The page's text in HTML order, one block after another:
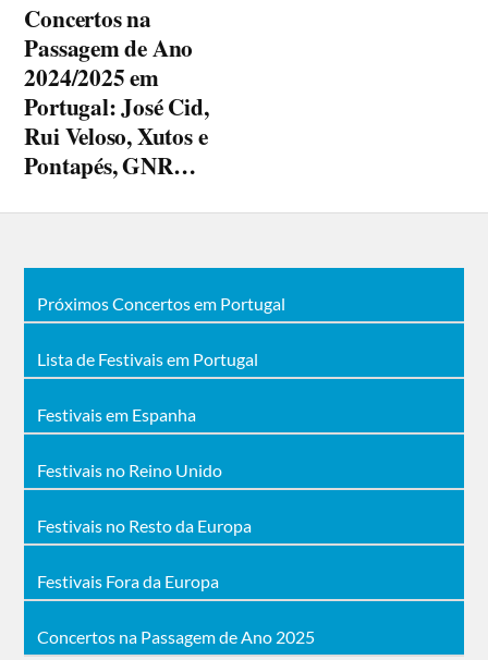
Concertos na
Passagem de Ano
2024/2025 em
Portugal: José Cid,
Rui Veloso, Xutos e
Pontapés, GNR…
Próximos Concertos em Portugal
Lista de Festivais em Portugal
Festivais em Espanha
Festivais no Reino Unido
Festivais no Resto da Europa
Festivais Fora da Europa
Concertos na Passagem de Ano 2025